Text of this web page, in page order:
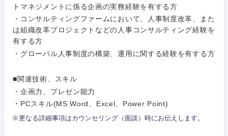
トマネジメントに係る企画の実務経験を有する方
・コンサルティングファームにおいて、人事制度改革、また
は組織改革プロジェクトなどの人事コンサルティング経験を
有する方
・グローバル人事制度の構築、運用に関する経験を有する方
■関連技術、スキル
・企画力、プレゼン能力
・PCスキル(MS Word、Excel、Power Point)
※更なる詳細事項はカウンセリング（面談）時にお伝えします。